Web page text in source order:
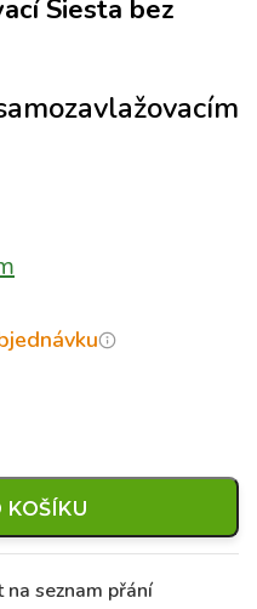
Siesta bez
KOŠÍKU
na seznam přání